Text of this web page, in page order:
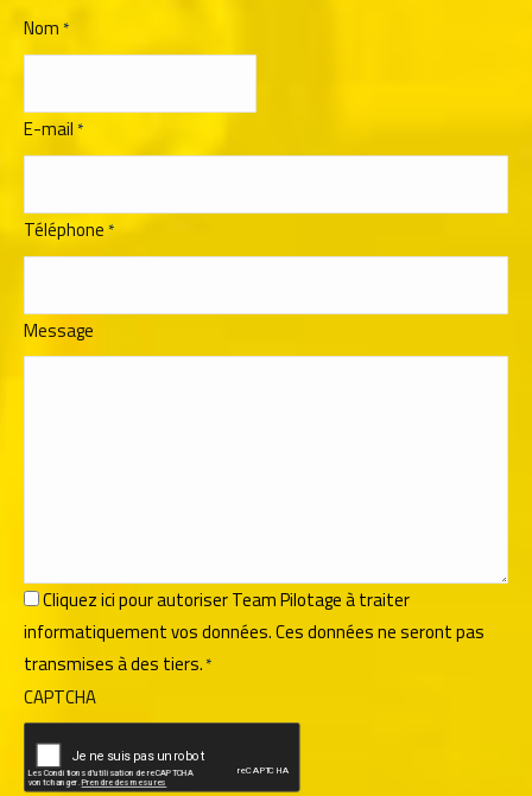
Nom *
E-mail *
Téléphone *
Message
RGPD
*
Cliquez ici pour autoriser Team Pilotage à traiter
informatiquement vos données. Ces données ne seront pas
transmises à des tiers. *
CAPTCHA